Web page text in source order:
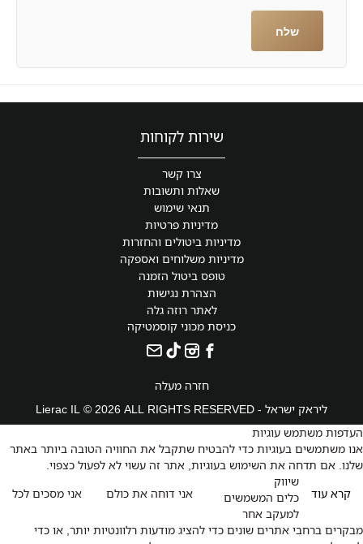
שירות לקוחות
צרו קשר
שאלות ותשובות
תנאי שימוש
מדיניות פרטיות
מדיניות ביטולים והחזרות
מדיניות משלוחים ואספקה
טופס ביטול הזמנה
הצהרת נגישות
לאתר רוזה גלה
כניסת מכוני קוסמטיקה
חזרה מעלה
ליראק ישראל - Lierac IL © 2026 ALL RIGHTS RESERVED
העדפות משתמש עוגיות
אנו משתמשים בעוגיות כדי להבטיח שתקבל את החוויה הטובה ביותר באתר
שלנו. אם תדחה את השימוש בעוגיות, אתר זה עשוי לא לפעול כצפוי.
אני מסכים לכל
אני דוחה את כולם קרא עוד
שיווק
כלים המשמשים
למעקב אחר
מבקרים ברחבי אתרים שונים כדי להציג מודעות רלוונטיות יותר, או כדי